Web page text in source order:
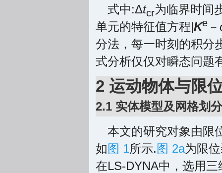
式中:Δtcr为临界时间
单元的特征值方程|Κe －
分法，每一时刻的积分
式分析仅仅对瞬态问题
2 运动物体与限
2.1 实体模型及网格划分
本文的研究对象由限
如图 1所示.图 2a为限
在LS-DYNA中，选用